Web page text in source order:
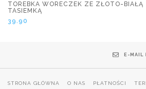
TOREBKA WORECZEK ZE ZŁOTO-BIAŁĄ
TASIEMKĄ
39.90
E-MAIL
STRONA GŁÓWNA O NAS PŁATNOŚCI